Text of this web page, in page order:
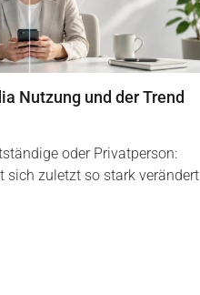
Nutzung und der Trend
oder Privatperson:
sich zuletzt so stark verändert